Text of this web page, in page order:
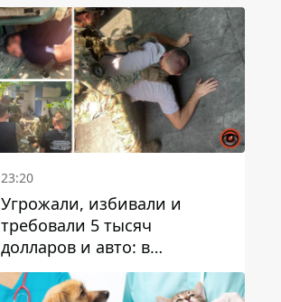
23:20
Угрожали, избивали и
требовали 5 тысяч
долларов и авто: в
Павлограде задержали двух
мужчин